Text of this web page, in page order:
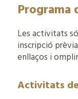
Programa
Les activitats
inscripció
enllaços i
Activitats